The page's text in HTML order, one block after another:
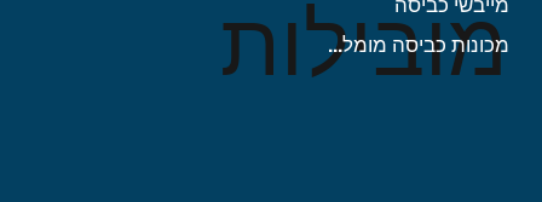
מובילות
מכונות כביסה מומלצות